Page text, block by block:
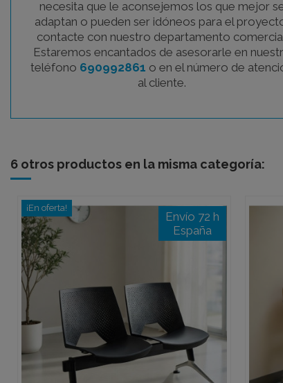
necesita que le aconsejemos los que mejor
adaptan o pueden ser idóneos para el
contacte con nuestro departamento
Estaremos encantados de asesorarle en
teléfono 690992861 o en el número de
al cliente.
6 otros productos en la misma categoría:
Envío 72 h
España
¡En oferta!